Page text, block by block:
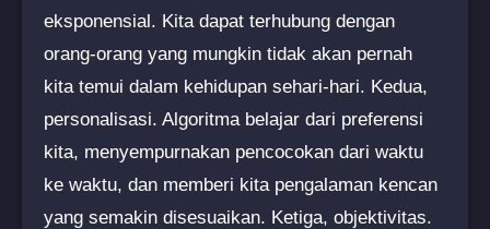
eksponensial. Kita dapat terhubung dengan
orang-orang yang mungkin tidak akan pernah
kita temui dalam kehidupan sehari-hari. Kedua,
personalisasi. Algoritma belajar dari preferensi
kita, menyempurnakan pencocokan dari waktu
ke waktu, dan memberi kita pengalaman kencan
yang semakin disesuaikan. Ketiga, objektivitas.